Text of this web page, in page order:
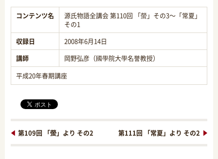
コンテンツ名
源氏物語全講会 第110回 「螢」その3～「常夏」
その1
収録日
2008年6月14日
講師
岡野弘彦（國學院大學名誉教授）
平成20年春期講座
第109回 「螢」より その2 第111回 「常夏」より その2